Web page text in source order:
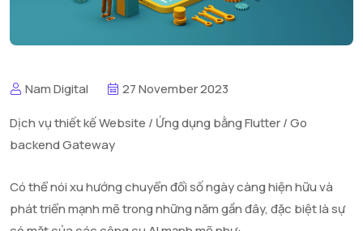
Nam Digital
27 November 2023
Dịch vụ thiết kế Website / Ứng dụng bằng Flutter / Go
backend Gateway
Có thể nói xu hướng chuyển đổi số ngày càng hiện hữu và
phát triển mạnh mẽ trong những năm gần đây, đặc biệt là sự